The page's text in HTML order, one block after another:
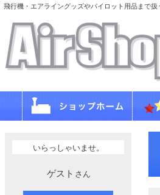
飛行機・エアライングッズやパイロット用品まで扱
いらっしゃいませ。
ゲスト さん